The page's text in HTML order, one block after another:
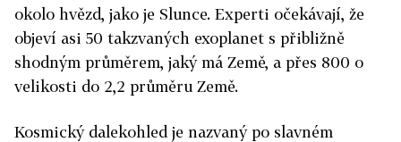
okolo hvězd, jako je Slunce. Experti očekávají, že
objeví asi 50 takzvaných exoplanet s přibližně
shodným průměrem, jaký má Země, a přes 800 o
velikosti do 2,2 průměru Země.
Kosmický dalekohled je nazvaný po slavném